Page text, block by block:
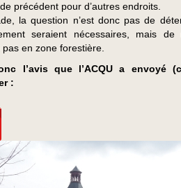
précédent pour d’autres endroits.
la question n’est donc pas de
seraient nécessaires, mais
en zone forestière.
l’avis que l’ACQU a envoyé
: